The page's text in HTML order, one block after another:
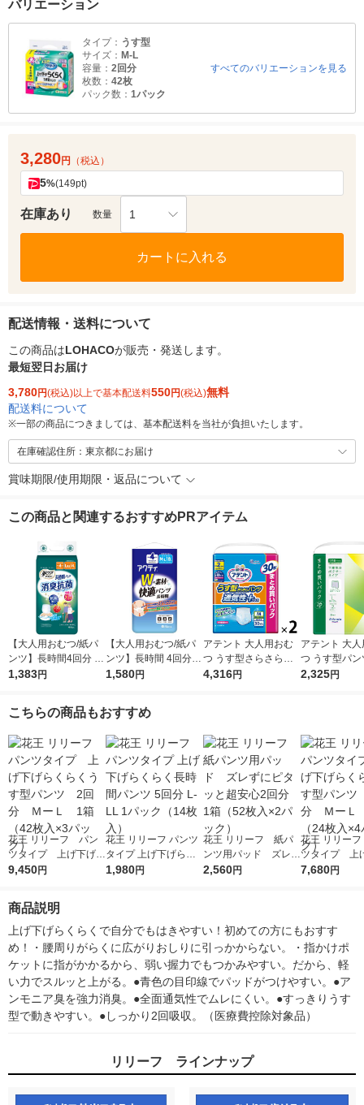
バリエーション
タイプ： うす型
サイズ： M-L
容量： 2回分
枚数： 42枚
パック数： 1パック
すべてのバリエーションを見る
3,280円 （税込）
5%(149pt)
在庫あり 数量 1
カートに入れる
配送情報・送料について
この商品はLOHACOが販売・発送します。
最短翌日お届け
3,780円(税込)以上で基本配送料550円(税込)無料
配送料について
※一部の商品につきましては、基本配送料を当社が負担いたします。
在庫確認住所：東京都にお届け
賞味期限/使用期限・返品について
この商品と関連するおすすめPRアイテム
【大人用おむつ/紙パ
ンツ】長時間4回分 L-
LL 消臭抗菌 肌ケアア
1,383円
【大人用おむつ/紙パ
ンツ】長時間 4回分 M
-L Wの素材で快適パ
レシア
1,580円
アテント 大人用おむ
つ うす型さらさらパ
ンツ通気性プラス男女
4,316円
アテント 大
つ うす型パン
気分ボクサー
2,325円
こちらの商品もおすすめ
花王 リリーフ パン
ツタイプ 上げ下げら
くらくうす型パンツ
9,450円
花王 リリーフ パンツ
タイプ 上げ下げらく
らく長時間パンツ 5回
1,980円
花王 リリーフ 紙パ
ンツ用パッド ズレず
にピタッと超安心2回
2,560円
花王 リリー
ツタイプ 上
くらくうす
7,680円
商品説明
上げ下げらくらくで自分でもはきやすい！初めての方にもおすす
め！・腰周りがらくに広がりおしりに引っかからない。・指かけポ
ケットに指がかかるから、弱い握力でもつかみやすい。だから、軽
い力でスルッと上がる。●青色の目印線でパッドがつけやすい。●ア
ンモニア臭を強力消臭。●全面通気性でムレにくい。●すっきりうす
型で動きやすい。●しっかり2回吸収。（医療費控除対象品）
リリーフ ラインナップ